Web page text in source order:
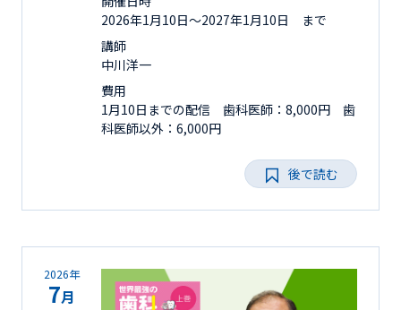
2026年1月10日〜2027年1月10日 まで
講師
中川洋一
費用
1月10日までの配信 歯科医師：8,000円 歯
科医師以外：6,000円
後で読む
2026年
7月